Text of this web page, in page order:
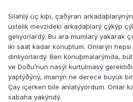
Silahlý üç kiþi, çaðýran
üstelik mevzideki arkadaþlarý çýkýp
geliyorlardý. Bu ara mumlarý yakarak
iki saat kadar konuþtum. Onlarýn
dinliyorlardý. Ben konuþmalarýmda,
ve Doðu’nun nasýl kurtulmasý
yaptýðýný, imanýn ne derece büyük
Çay içerken bile anlatýyordum. Onlar
sabaha yakýndý.